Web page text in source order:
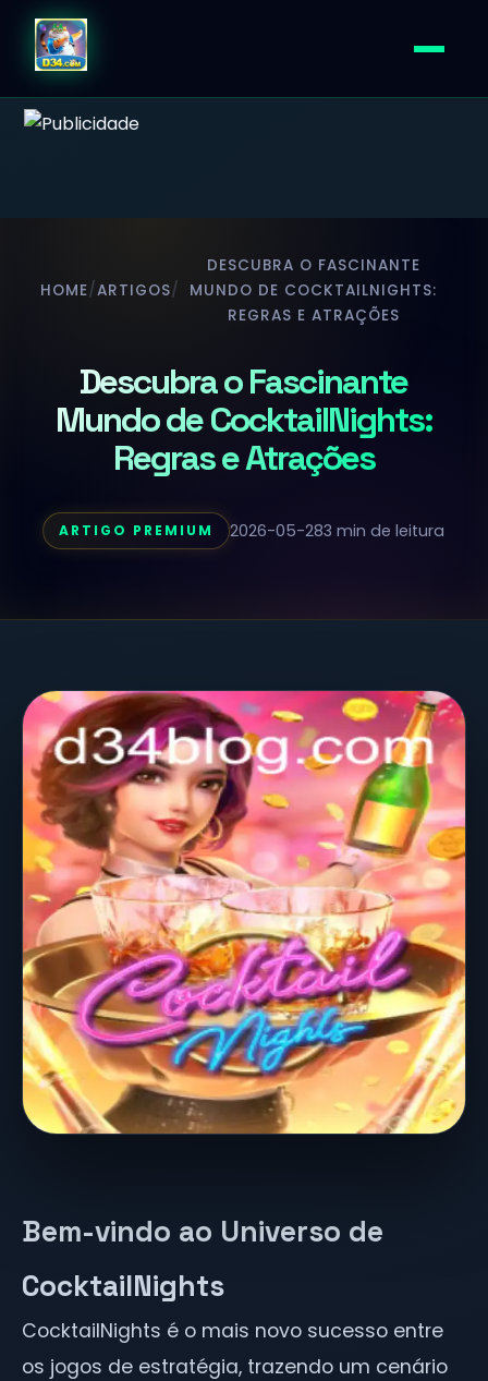
HOME/ARTIGOS/
DESCUBRA O FASCINANTE
MUNDO DE COCKTAILNIGHTS:
REGRAS E ATRAÇÕES
Descubra o Fascinante
Mundo de CocktailNights:
Regras e Atrações
ARTIGO PREMIUM 2026-05-283 min de leitura
Bem-vindo ao Universo de
CocktailNights
CocktailNights é o mais novo sucesso entre
os jogos de estratégia, trazendo um cenário